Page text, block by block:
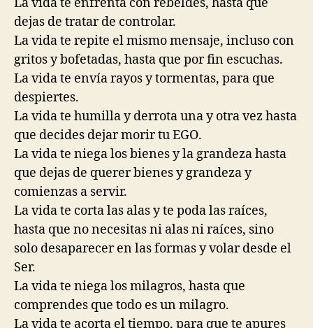
La vida te enfrenta con rebeldes, hasta que
dejas de tratar de controlar.
La vida te repite el mismo mensaje, incluso con
gritos y bofetadas, hasta que por fin escuchas.
La vida te envía rayos y tormentas, para que
despiertes.
La vida te humilla y derrota una y otra vez hasta
que decides dejar morir tu EGO.
La vida te niega los bienes y la grandeza hasta
que dejas de querer bienes y grandeza y
comienzas a servir.
La vida te corta las alas y te poda las raíces,
hasta que no necesitas ni alas ni raíces, sino
solo desaparecer en las formas y volar desde el
Ser.
La vida te niega los milagros, hasta que
comprendes que todo es un milagro.
La vida te acorta el tiempo, para que te apures